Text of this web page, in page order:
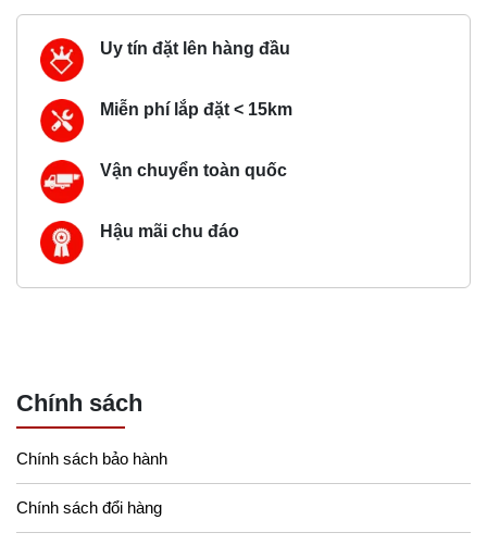
Uy tín đặt lên hàng đầu
Miễn phí lắp đặt < 15km
Vận chuyển toàn quốc
Hậu mãi chu đáo
Chính sách
Chính sách bảo hành
Chính sách đổi hàng